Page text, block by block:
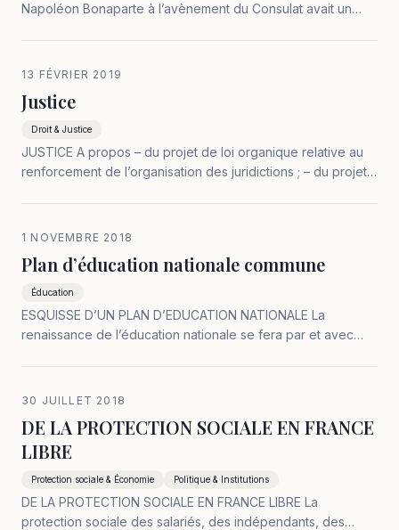
Napoléon Bonaparte à l’avènement du Consulat avait un
mieux la justice et la…
13 FÉVRIER 2019
Justice
Droit & Justice
JUSTICE A propos – du projet de loi organique relative au
renforcement de l’organisation des juridictions ; – du projet
statuts :…
1 NOVEMBRE 2018
Plan d’éducation nationale commune
Éducation
ESQUISSE D’UN PLAN D’EDUCATION NATIONALE La
renaissance de l’éducation nationale se fera par et avec
d’une part ; d’autre part, les…
30 JUILLET 2018
DE LA PROTECTION SOCIALE EN FRANCE
LIBRE
Protection sociale & Économie Politique & Institutions
DE LA PROTECTION SOCIALE EN FRANCE LIBRE La
protection sociale des salariés, des indépendants, des